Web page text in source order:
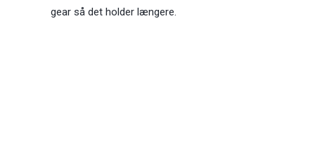
gear så det holder længere.